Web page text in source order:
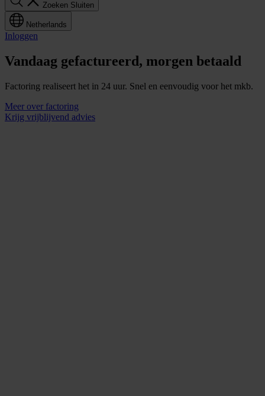
Zoeken Sluiten
Netherlands
Inloggen
Vandaag gefactureerd, morgen betaald
Factoring realiseert het in 24 uur. Snel en eenvoudig voor het mkb.
Meer over factoring
Krijg vrijblijvend advies